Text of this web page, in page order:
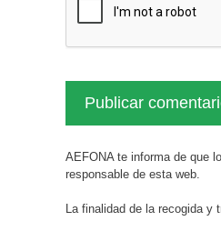
AEFONA te informa de que
responsable de esta web.
La finalidad de la recogida y